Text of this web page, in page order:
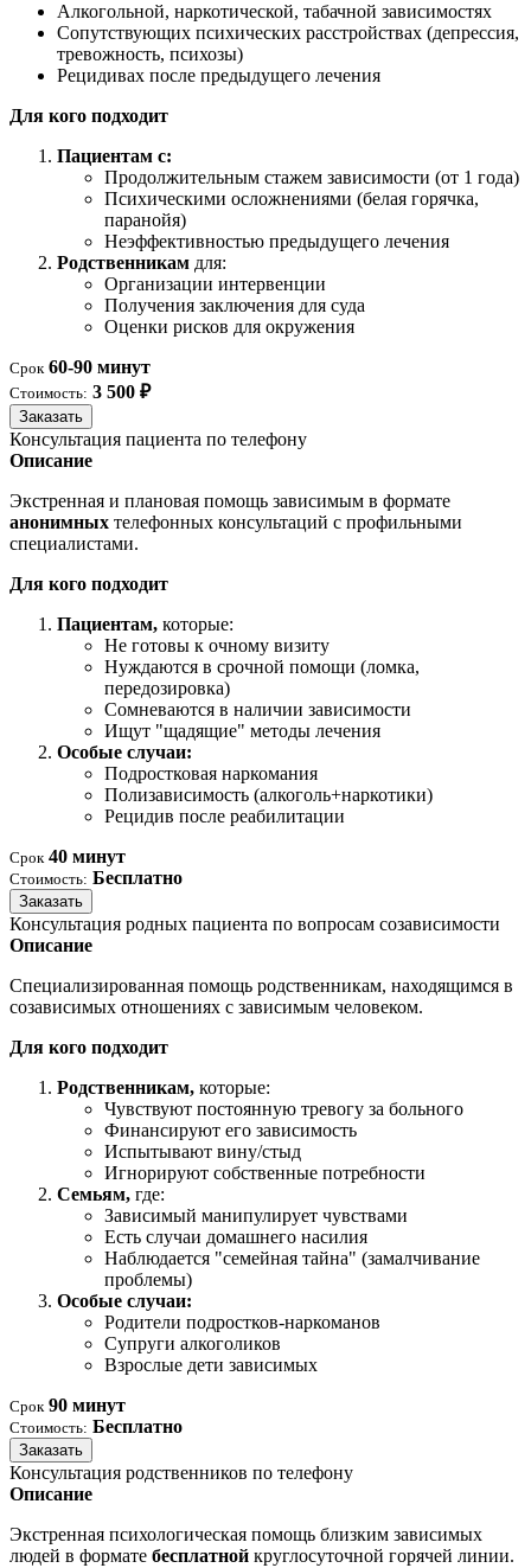
Алкогольной, наркотической, табачной зависимостях
Сопутствующих психических расстройствах (депрессия,
тревожность, психозы)
Рецидивах после предыдущего лечения
Для кого подходит
Пациентам с:
Продолжительным стажем зависимости (от 1 года)
Психическими осложнениями (белая горячка,
паранойя)
Неэффективностью предыдущего лечения
Родственникам для:
Организации интервенции
Получения заключения для суда
Оценки рисков для окружения
Срок 60-90 минут
Стоимость: 3 500 ₽
Заказать
Консультация пациента по телефону
Описание
Экстренная и плановая помощь зависимым в формате
анонимных телефонных консультаций с профильными
специалистами.
Для кого подходит
Пациентам, которые:
Не готовы к очному визиту
Нуждаются в срочной помощи (ломка,
передозировка)
Сомневаются в наличии зависимости
Ищут "щадящие" методы лечения
Особые случаи:
Подростковая наркомания
Полизависимость (алкоголь+наркотики)
Рецидив после реабилитации
Срок 40 минут
Стоимость: Бесплатно
Заказать
Консультация родных пациента по вопросам созависимости
Описание
Специализированная помощь родственникам, находящимся в
созависимых отношениях с зависимым человеком.
Для кого подходит
Родственникам, которые:
Чувствуют постоянную тревогу за больного
Финансируют его зависимость
Испытывают вину/стыд
Игнорируют собственные потребности
Семьям, где:
Зависимый манипулирует чувствами
Есть случаи домашнего насилия
Наблюдается "семейная тайна" (замалчивание
проблемы)
Особые случаи:
Родители подростков-наркоманов
Супруги алкоголиков
Взрослые дети зависимых
Срок 90 минут
Стоимость: Бесплатно
Заказать
Консультация родственников по телефону
Описание
Экстренная психологическая помощь близким зависимых
людей в формате бесплатной круглосуточной горячей линии.